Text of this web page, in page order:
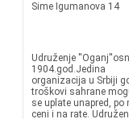
Sime Igumanova 14
Udruženje
1904.god.Jedina
organizacija u Srbiji
troškovi sahrane
se uplate unapred, po
ceni i na rate.